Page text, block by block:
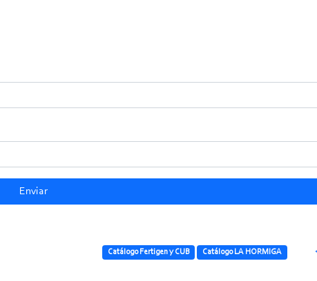
Enviar
Catálogo Fertigen y CUB Catálogo LA HORMIGA